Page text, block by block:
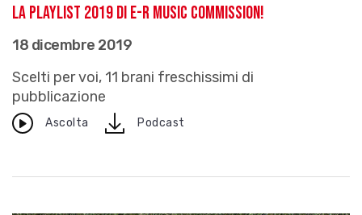
La playlist 2019 di E-R Music Commission!
18 dicembre 2019
Scelti per voi, 11 brani freschissimi di
pubblicazione
Ascolta downloadPodcast